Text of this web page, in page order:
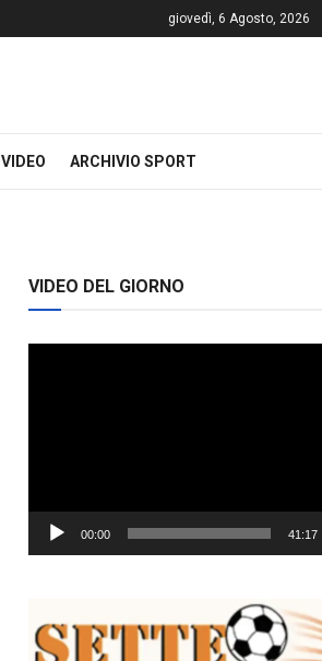
giovedì, 6 Agosto, 2026
VIDEO ARCHIVIO SPORT
VIDEO DEL GIORNO
00:00 41:17